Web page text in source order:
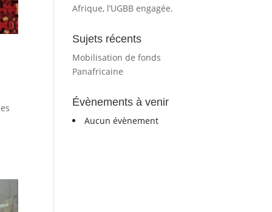
Afrique, l’UGBB engagée.
Sujets récents
Mobilisation de fonds
Panafricaine
Évènements à venir
Aucun évènement